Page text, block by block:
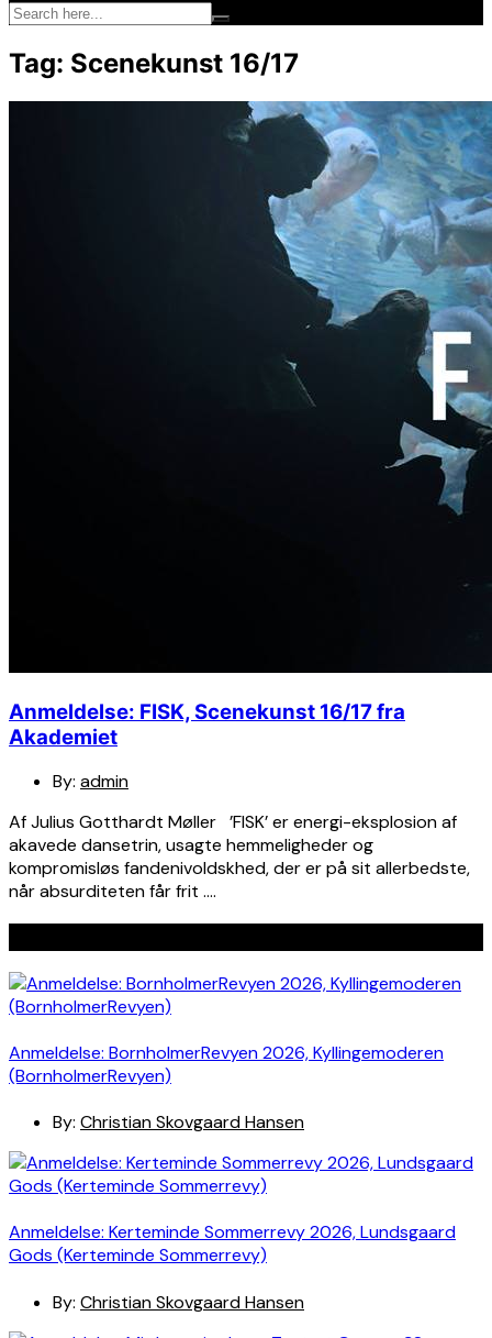
Tag: Scenekunst 16/17
Anmeldelse: FISK, Scenekunst 16/17 fra
Akademiet
By: admin
Af Julius Gotthardt Møller ’FISK’ er energi-eksplosion af
akavede dansetrin, usagte hemmeligheder og
kompromisløs fandenivoldskhed, der er på sit allerbedste,
når absurditeten får frit ….
Anmeldelse: BornholmerRevyen 2026, Kyllingemoderen
(BornholmerRevyen)
By: Christian Skovgaard Hansen
Anmeldelse: Kerteminde Sommerrevy 2026, Lundsgaard
Gods (Kerteminde Sommerrevy)
By: Christian Skovgaard Hansen